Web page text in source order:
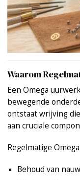
Waarom
Een Omega
bewegende
ontstaat wrijving
aan cruciale
Regelmatige
Behoud van